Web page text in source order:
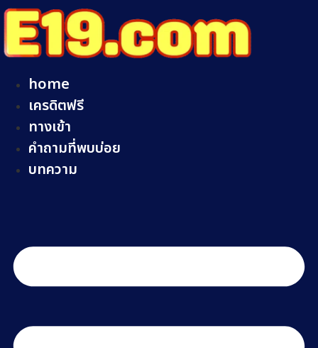
Skip
to
content
home
เครดิตฟรี
ทางเข้า
คำถามที่พบบ่อย
บทความ